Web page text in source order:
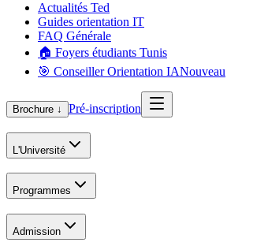
Actualités Ted
Guides orientation IT
FAQ Générale
🏠 Foyers étudiants Tunis
🎯 Conseiller Orientation IANouveau
Brochure ↓ Pré-inscription
L'Université
Programmes
Admission